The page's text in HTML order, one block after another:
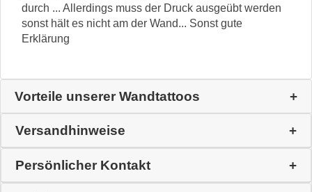
durch ... Allerdings muss der Druck ausgeübt werden
sonst hält es nicht am der Wand... Sonst gute
Erklärung
Vorteile unserer Wandtattoos
Versandhinweise
Persönlicher Kontakt